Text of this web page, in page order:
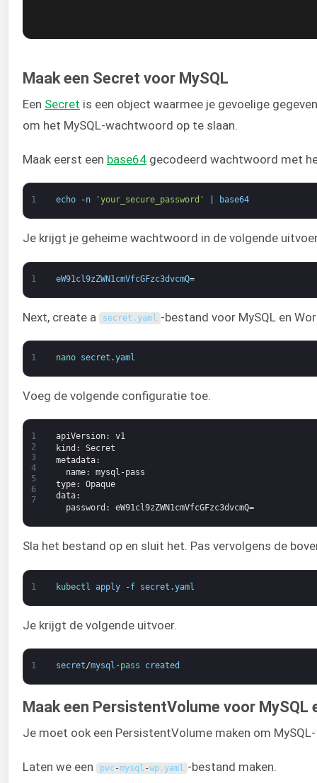
Maak een Secret voor MySQL
Een Secret is een object waarmee je gevoelige
om het MySQL-wachtwoord op te slaan.
Maak eerst een base64 gecodeerd wachtwoord met
1 echo -n 'your_secure_password' base64
Je krijgt je geheime wachtwoord in de volgende
1 eW91cl9zZWN1cmVfcGFzc3dvcmQ=
Next, create a secret .yaml -bestand voor MySQL en
1 nano secret .yaml
Voeg de volgende configuratie toe.
1
2
3
4
5
6
7
apiVersion: v1
kind : Secret
metadata:
name: mysql-pass
type: Opaque
data:
password : eW91cl9zZWN1cmVfcGFzc3dvcmQ=
Sla het bestand op en sluit het. Pas vervolgens de
1 kubectl apply -f secret .yaml
Je krijgt de volgende uitvoer.
1 secret/mysql -pass created
Maak een PersistentVolume voor MySQL
Je moet ook een PersistentVolume maken om
Laten we een pvc -mysql -wp.yaml -bestand maken.